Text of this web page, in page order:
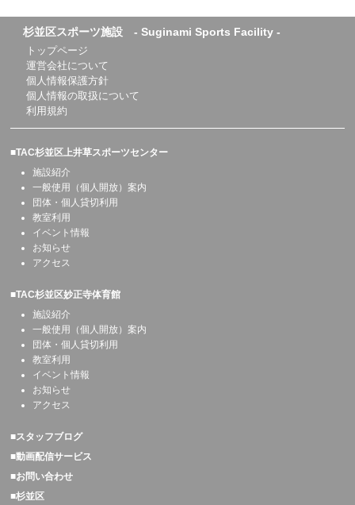
杉並区スポーツ施設 - Suginami Sports Facility -
トップページ
運営会社について
個人情報保護方針
個人情報の取扱について
利用規約
■TAC杉並区上井草スポーツセンター
施設紹介
一般使用（個人開放）案内
団体・個人貸切利用
教室利用
イベント情報
お知らせ
アクセス
■TAC杉並区妙正寺体育館
施設紹介
一般使用（個人開放）案内
団体・個人貸切利用
教室利用
イベント情報
お知らせ
アクセス
■スタッフブログ
■動画配信サービス
■お問い合わせ
■杉並区